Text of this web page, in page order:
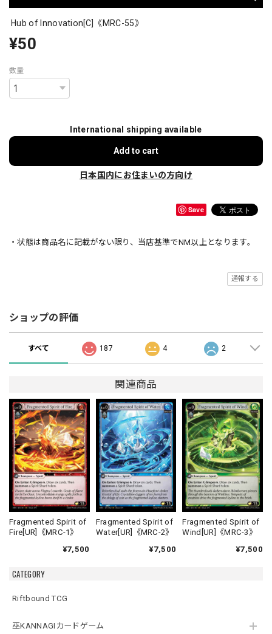
CATEGORY
Riftbound TCG
巫KANNAGIカードゲーム
Hub of Innovation[C]《MRC-55》
¥50
数量
International shipping available
Add to cart
日本国内にお住まいの方向け
Save
・状態は商品名に記載がない限り、当店基準でNM以上となります。
通報する
ショップの評価
すべて 187 4 2
関連商品
Fragmented Spirit of
Fire[UR]《MRC-1》
¥7,500
Fragmented Spirit of
Water[UR]《MRC-2》
¥7,500
Fragmented Spirit of
Wind[UR]《MRC-3》
¥7,500